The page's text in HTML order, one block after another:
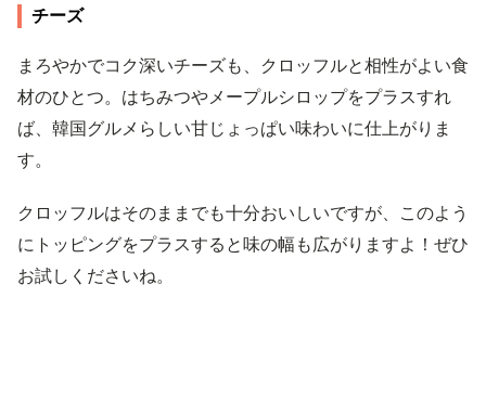
チーズ
まろやかでコク深いチーズも、クロッフルと相性がよい食
材のひとつ。はちみつやメープルシロップをプラスすれ
ば、韓国グルメらしい甘じょっぱい味わいに仕上がりま
す。
クロッフルはそのままでも十分おいしいですが、このよう
にトッピングをプラスすると味の幅も広がりますよ！ぜひ
お試しくださいね。